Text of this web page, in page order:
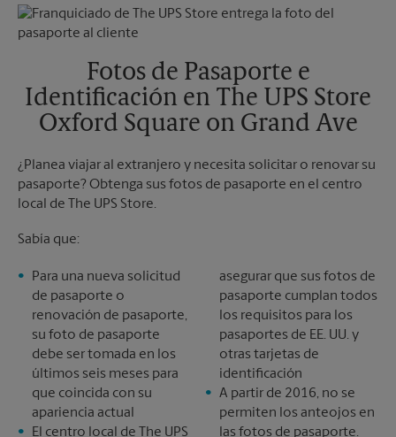
Martes
Viernes
5:30 PM
Sábado
3:30 PM
5:30 PM
Martes
5:30 PM
Fotos de Pasaporte e
Identificación en The UPS Store
Oxford Square on Grand Ave
¿Planea viajar al extranjero y necesita solicitar o renovar su
pasaporte? Obtenga sus fotos de pasaporte en el centro
local de The UPS Store.
Sabía que:
Para una nueva solicitud
de pasaporte o
renovación de pasaporte,
su foto de pasaporte
debe ser tomada en los
últimos seis meses para
que coincida con su
apariencia actual
El centro local de The UPS
asegurar que sus fotos de
pasaporte cumplan todos
los requisitos para los
pasaportes de EE. UU. y
otras tarjetas de
identificación
A partir de 2016, no se
permiten los anteojos en
las fotos de pasaporte.